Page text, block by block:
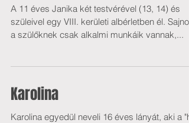
A 11 éves Janika két testvérével (13, 14) és
szüleivel egy VIII. kerületi albérletben él. Sajnos
a szülőknek csak alkalmi munkáik vannak,...
Karolina
Karolina egyedül neveli 16 éves lányát, aki a